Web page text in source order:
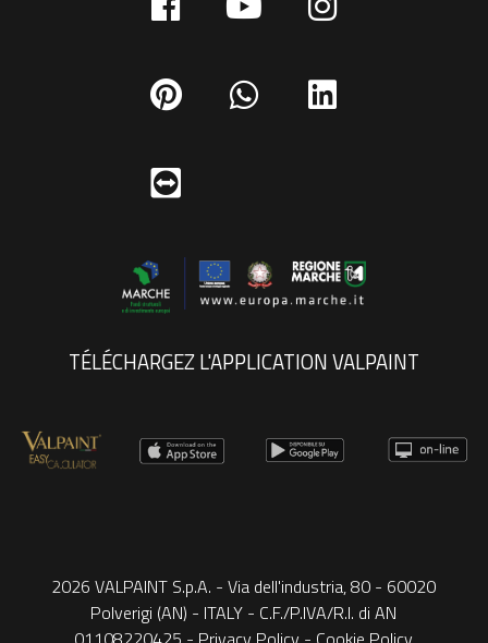
TÉLÉCHARGEZ L'APPLICATION VALPAINT
2026 VALPAINT S.p.A. - Via dell'industria, 80 - 60020
Polverigi (AN) - ITALY - C.F./P.IVA/R.I. di AN